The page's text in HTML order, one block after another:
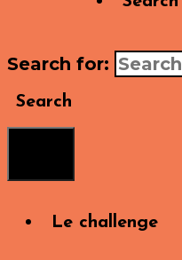
Search for:
Search
Le challenge